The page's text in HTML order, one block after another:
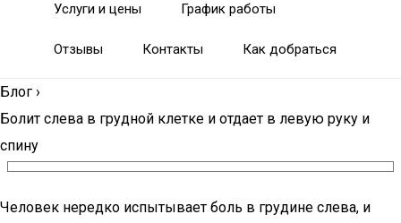
Услуги и цены График работы
Отзывы Контакты Как добраться
Блог ›
Болит слева в грудной клетке и отдает в левую руку и
спину
Человек нередко испытывает боль в грудине слева, и